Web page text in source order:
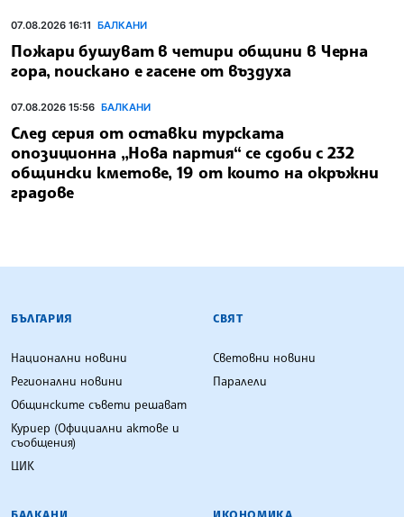
07.08.2026 16:11 БАЛКАНИ
Пожари бушуват в четири общини в Черна
гора, поискано е гасене от въздуха
07.08.2026 15:56 БАЛКАНИ
След серия от оставки турската
опозиционна „Нова партия“ се сдоби с 232
общински кметове, 19 от които на окръжни
градове
БЪЛГАРСКА ТЕЛЕГРАФНА АГЕНЦИЯ
БЪЛГАРИЯ
Национални новини
Регионални новини
Общинските съвети решават
Куриер (Официални актове и
съобщения)
ЦИК
СВЯТ
Световни новини
Паралели
БАЛКАНИ ИКОНОМИКА